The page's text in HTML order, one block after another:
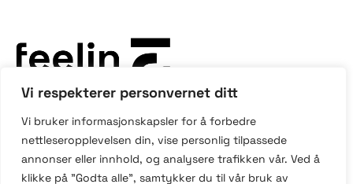
Vi respekterer personvernet ditt
Vi bruker informasjonskapsler for å forbedre
nettleseropplevelsen din, vise personlig tilpassede
annonser eller innhold, og analysere trafikken vår. Ved å
klikke på "Godta alle", samtykker du til vår bruk av
Gamle Forusveien 20
4033 Stavanger